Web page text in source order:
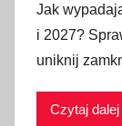
u
b
l
i
Jak
i 2027?
uniknij
Czytaj dalej